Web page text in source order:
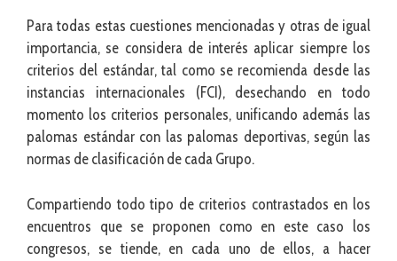
Para todas estas cuestiones mencionadas y otras de igual
importancia, se considera de interés aplicar siempre los
criterios del estándar, tal como se recomienda desde las
instancias internacionales (FCI), desechando en todo
momento los criterios personales, unificando además las
palomas estándar con las palomas deportivas, según las
normas de clasificación de cada Grupo.
Compartiendo todo tipo de criterios contrastados en los
encuentros que se proponen como en este caso los
congresos, se tiende, en cada uno de ellos, a hacer